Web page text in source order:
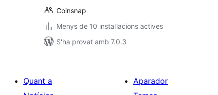
Coinsnap
Menys de 10 instal·lacions actives
S'ha provat amb 7.0.3
Quant a
Aparador